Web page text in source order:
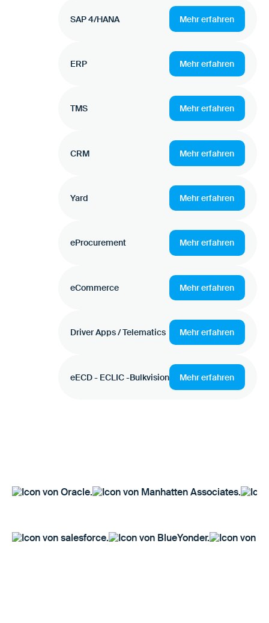
SAP 4/HANA Mehr erfahren
ERP Mehr erfahren
TMS Mehr erfahren
CRM Mehr erfahren
Yard Mehr erfahren
eProcurement Mehr erfahren
eCommerce Mehr erfahren
Driver Apps / Telematics Mehr erfahren
eECD - ECLIC -Bulkvision Mehr erfahren